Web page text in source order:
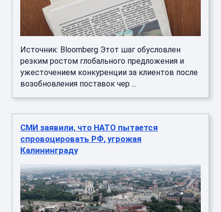
Источник: Bloomberg Этот шаг обусловлен
резким ростом глобального предложения и
ужесточением конкуренции за клиентов после
возобновления поставок чер ...
СМИ заявили, что НАТО пытается
спровоцировать РФ, угрожая
Калининграду